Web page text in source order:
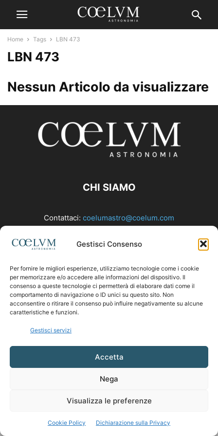
Gestisci Consenso
Per fornire le migliori esperienze, utilizziamo tecnologie come i cookie
per memorizzare e/o accedere alle informazioni del dispositivo. Il
consenso a queste tecnologie ci permetterà di elaborare dati come il
comportamento di navigazione o ID unici su questo sito. Non
acconsentire o ritirare il consenso può influire negativamente su alcune
caratteristiche e funzioni.
Gestisci servizi
Accetta
Nega
Visualizza le preferenze
Cookie Policy Dichiarazione sulla Privacy
Home Tags LBN 473
LBN 473
Nessun Articolo da visualizzare
CHI SIAMO
Contattaci: coelumastro@coelum.com
SEGUICI